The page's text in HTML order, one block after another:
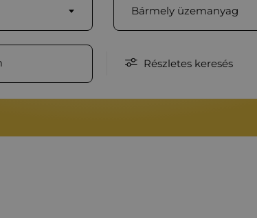
Bármely üzemanyag
Részletes keresés